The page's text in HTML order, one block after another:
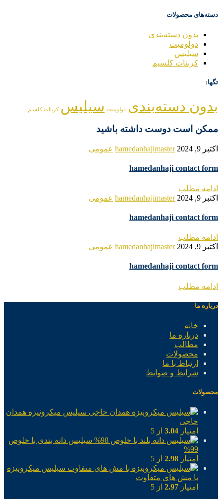
دسته‌های محصولات
بدون دسته‌بندی
دولومیت
سیلیس
کربنات کلسیم
تگها:
بدون دسته‌بندی دولومیت سیلیس کربنات کلسیم
ممکن است دوست داشته باشید
اکتبر 9, 2024 hamedanhajimaster عمومی
hamedanhaji contact form
ادامه مطلب
اکتبر 9, 2024
hamedanhajimaster عمومی
hamedanhaji contact form
ادامه مطلب
اکتبر 9, 2024
hamedanhajimaster عمومی
hamedanhaji contact form
ادامه مطلب
درباره ما
خانه
درباره ما
مطالب
محصولات
ارتباط با ما
شرایط و ضوابط
محصولات
سیلیس میکرونیزه همدان
حاجی
امتیاز 3.04 از 5
سیلیس دانه بندی با خلوص
99%
امتیاز 2.98 از 5
سیلیس میکرونیزه
با مش های متفاوت
امتیاز 2.97 از 5